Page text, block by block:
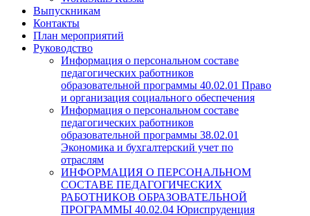
Выпускникам
Контакты
План мероприятий
Руководство
Информация о персональном составе
педагогических работников
образовательной программы 40.02.01 Право
и организация социального обеспечения
Информация о персональном составе
педагогических работников
образовательной программы 38.02.01
Экономика и бухгалтерский учет по
отраслям
ИНФОРМАЦИЯ О ПЕРСОНАЛЬНОМ
СОСТАВЕ ПЕДАГОГИЧЕСКИХ
РАБОТНИКОВ ОБРАЗОВАТЕЛЬНОЙ
ПРОГРАММЫ 40.02.04 Юриспруденция